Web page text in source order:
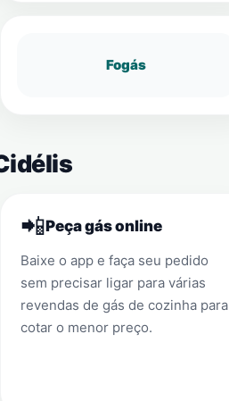
Fogás
📲Peça gás online
Baixe o app e faça seu pedido
sem precisar ligar para várias
revendas de gás de cozinha para
cotar o menor preço.